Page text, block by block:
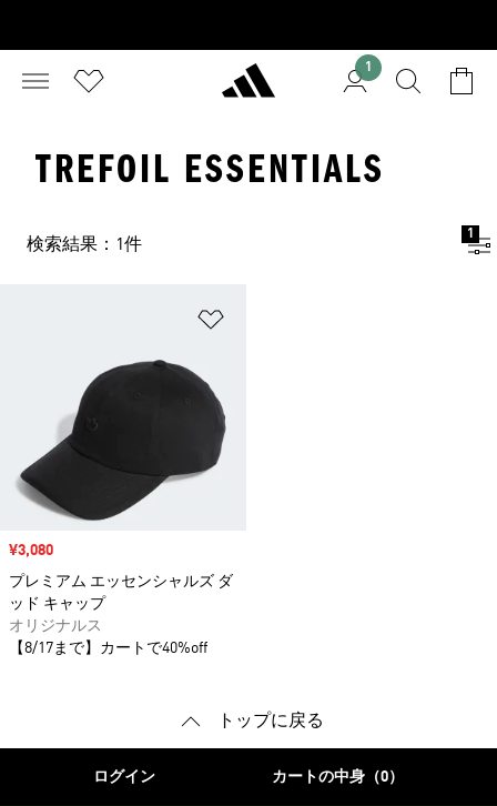
1
TREFOIL ESSENTIALS
検索結果：1件
1
セール価格
¥3,080
プレミアム エッセンシャルズ ダ
ッド キャップ
オリジナルス
【8/17まで】カートで40%off
トップに戻る
ログイン カートの中身（0）